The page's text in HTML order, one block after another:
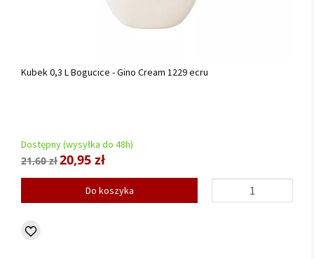
Kubek 0,3 L Bogucice - Gino Cream 1229 ecru
Dostępny (wysyłka do 48h)
21,60 zł20,95 zł
Do koszyka